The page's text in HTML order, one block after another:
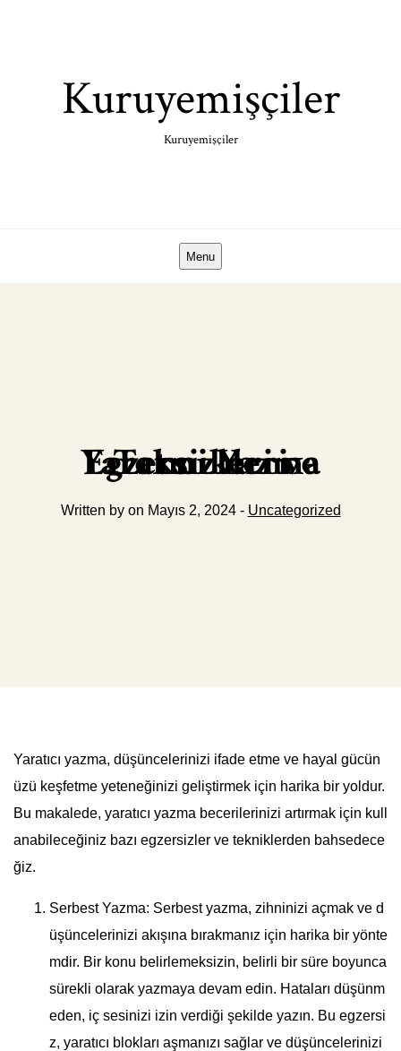
Kuruyemişçiler
Kuruyemişçiler
Menu
Yaratıcı Yazma Egzersizleri ve Teknikleri
Written by on Mayıs 2, 2024 - Uncategorized
Yaratıcı yazma, düşüncelerinizi ifade etme ve hayal gücün
üzü keşfetme yeteneğinizi geliştirmek için harika bir yoldur.
Bu makalede, yaratıcı yazma becerilerinizi artırmak için kull
anabileceğiniz bazı egzersizler ve tekniklerden bahsedece
ğiz.
Serbest Yazma: Serbest yazma, zihninizi açmak ve d
üşüncelerinizi akışına bırakmanız için harika bir yönte
mdir. Bir konu belirlemeksizin, belirli bir süre boyunca
sürekli olarak yazmaya devam edin. Hataları düşünm
eden, iç sesinizi izin verdiği şekilde yazın. Bu egzersi
z, yaratıcı blokları aşmanızı sağlar ve düşüncelerinizi